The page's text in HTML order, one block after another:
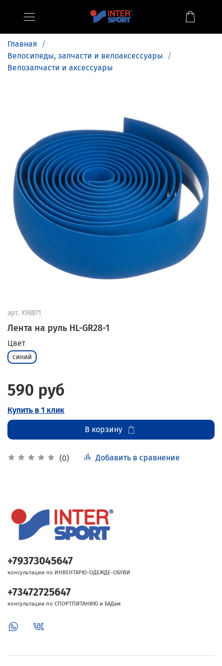
Главная
Велосипеды, запчасти и велоаксессуары
Велозапчасти и аксессуары
арт. X98871
Лента на руль HL-GR28-1
(0) Добавить в сравнение
Цвет
синий
590 руб
Купить в 1 клик
В корзину
+79373045647
консультации по ИНВЕНТАРЮ-ОДЕЖДЕ-ОБУВИ
+73472725647
консультации по СПОРТПИТАНИЮ и БАДам